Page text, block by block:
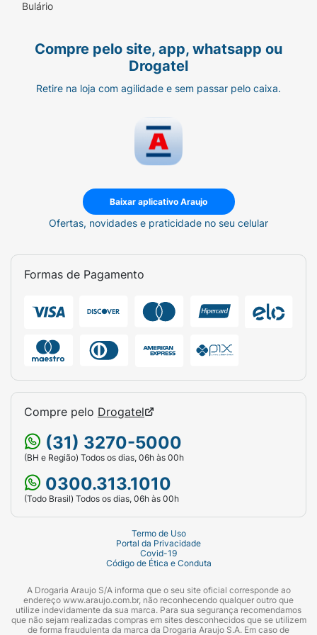
Bulário
Compre pelo site, app, whatsapp ou
Drogatel
Retire na loja com agilidade e sem passar pelo caixa.
Baixar aplicativo Araujo
Ofertas, novidades e praticidade no seu celular
Formas de Pagamento
Compre pelo Drogatel
(31) 3270-5000
(BH e Região) Todos os dias, 06h às 00h
0300.313.1010
(Todo Brasil) Todos os dias, 06h às 00h
Termo de Uso
Portal da Privacidade
Covid-19
Código de Ética e Conduta
A Drogaria Araujo S/A informa que o seu site oficial corresponde ao
endereço www.araujo.com.br, não reconhecendo qualquer outro que
utilize indevidamente da sua marca. Para sua segurança recomendamos
que não sejam realizadas compras em sites desconhecidos que se utilizem
de forma fraudulenta da marca da Drogaria Araujo S.A. Em caso de